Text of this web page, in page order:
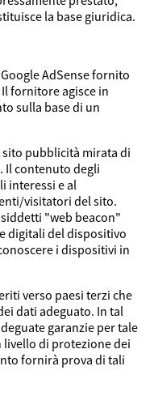
la base giuridica.
AdSense fornito
fornitore agisce in
sulla base di un
sito pubblicità mirata di
Il contenuto degli
interessi e al
visitatori del sito.
"web beacon"
digitali del dispositivo
i dispositivi in
verso paesi terzi che
dati adeguato. In tal
garanzie per tale
di protezione dei
fornirà prova di tali